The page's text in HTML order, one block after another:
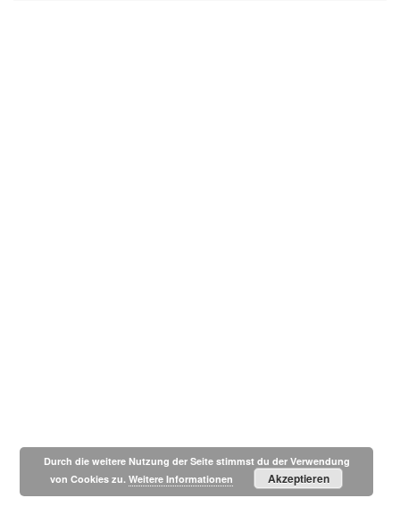
Durch die weitere Nutzung der Seite stimmst du der Verwendung
von Cookies zu.Weitere Informationen Akzeptieren